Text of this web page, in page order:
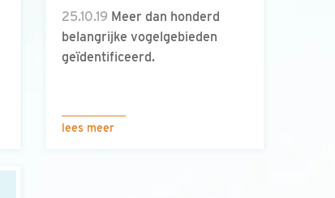
25.10.19 Meer dan honderd
belangrijke vogelgebieden
geïdentificeerd.
lees meer